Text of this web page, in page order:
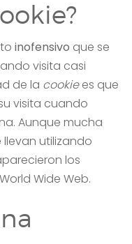
inofensivo que se
visita casi
de la cookiees que
visita cuando
Aunque mucha
utilizando
los
Wide Web.